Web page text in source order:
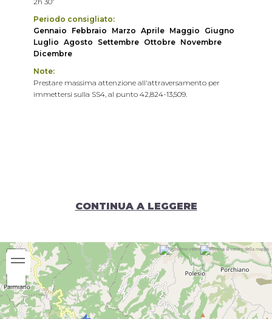
Periodo consigliato:
Gennaio
Febbraio Marzo Aprile Maggio
Giugno
Luglio Agosto Settembre Ottobre Novembre
Dicembre
Note:
Prestare massima attenzione all'attraversamento per
immettersi sulla SS4, al punto 42,824-13,509.
CONTINUA A LEGGERE